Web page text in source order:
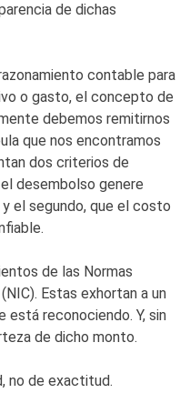
de dichas
contable para
o gasto, el concepto de
debemos remitirnos
que nos encontramos
dos criterios de
desembolso genere
el segundo, que el costo
de las Normas
Estas exhortan a un
reconociendo. Y, sin
de dicho monto.
no de exactitud.